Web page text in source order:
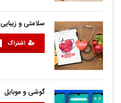
سلامتی و زیبایی
اشتراک
گوشی و موبایل